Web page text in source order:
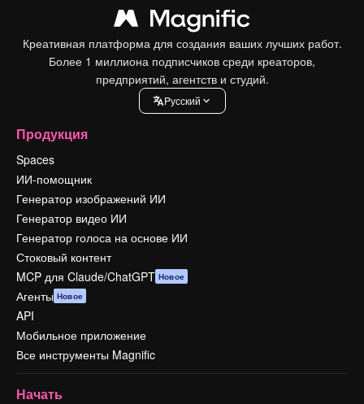
Креативная платформа для создания ваших лучших работ.
Более 1 миллиона подписчиков среди креаторов,
предприятий, агентств и студий.
Pусский
Продукция
Spaces
ИИ-помощник
Генератор изображений ИИ
Генератор видео ИИ
Генератор голоса на основе ИИ
Стоковый контент
MCP для Claude/ChatGPT Новое
Агенты Новое
API
Мобильное приложение
Все инструменты Magnific
Начать